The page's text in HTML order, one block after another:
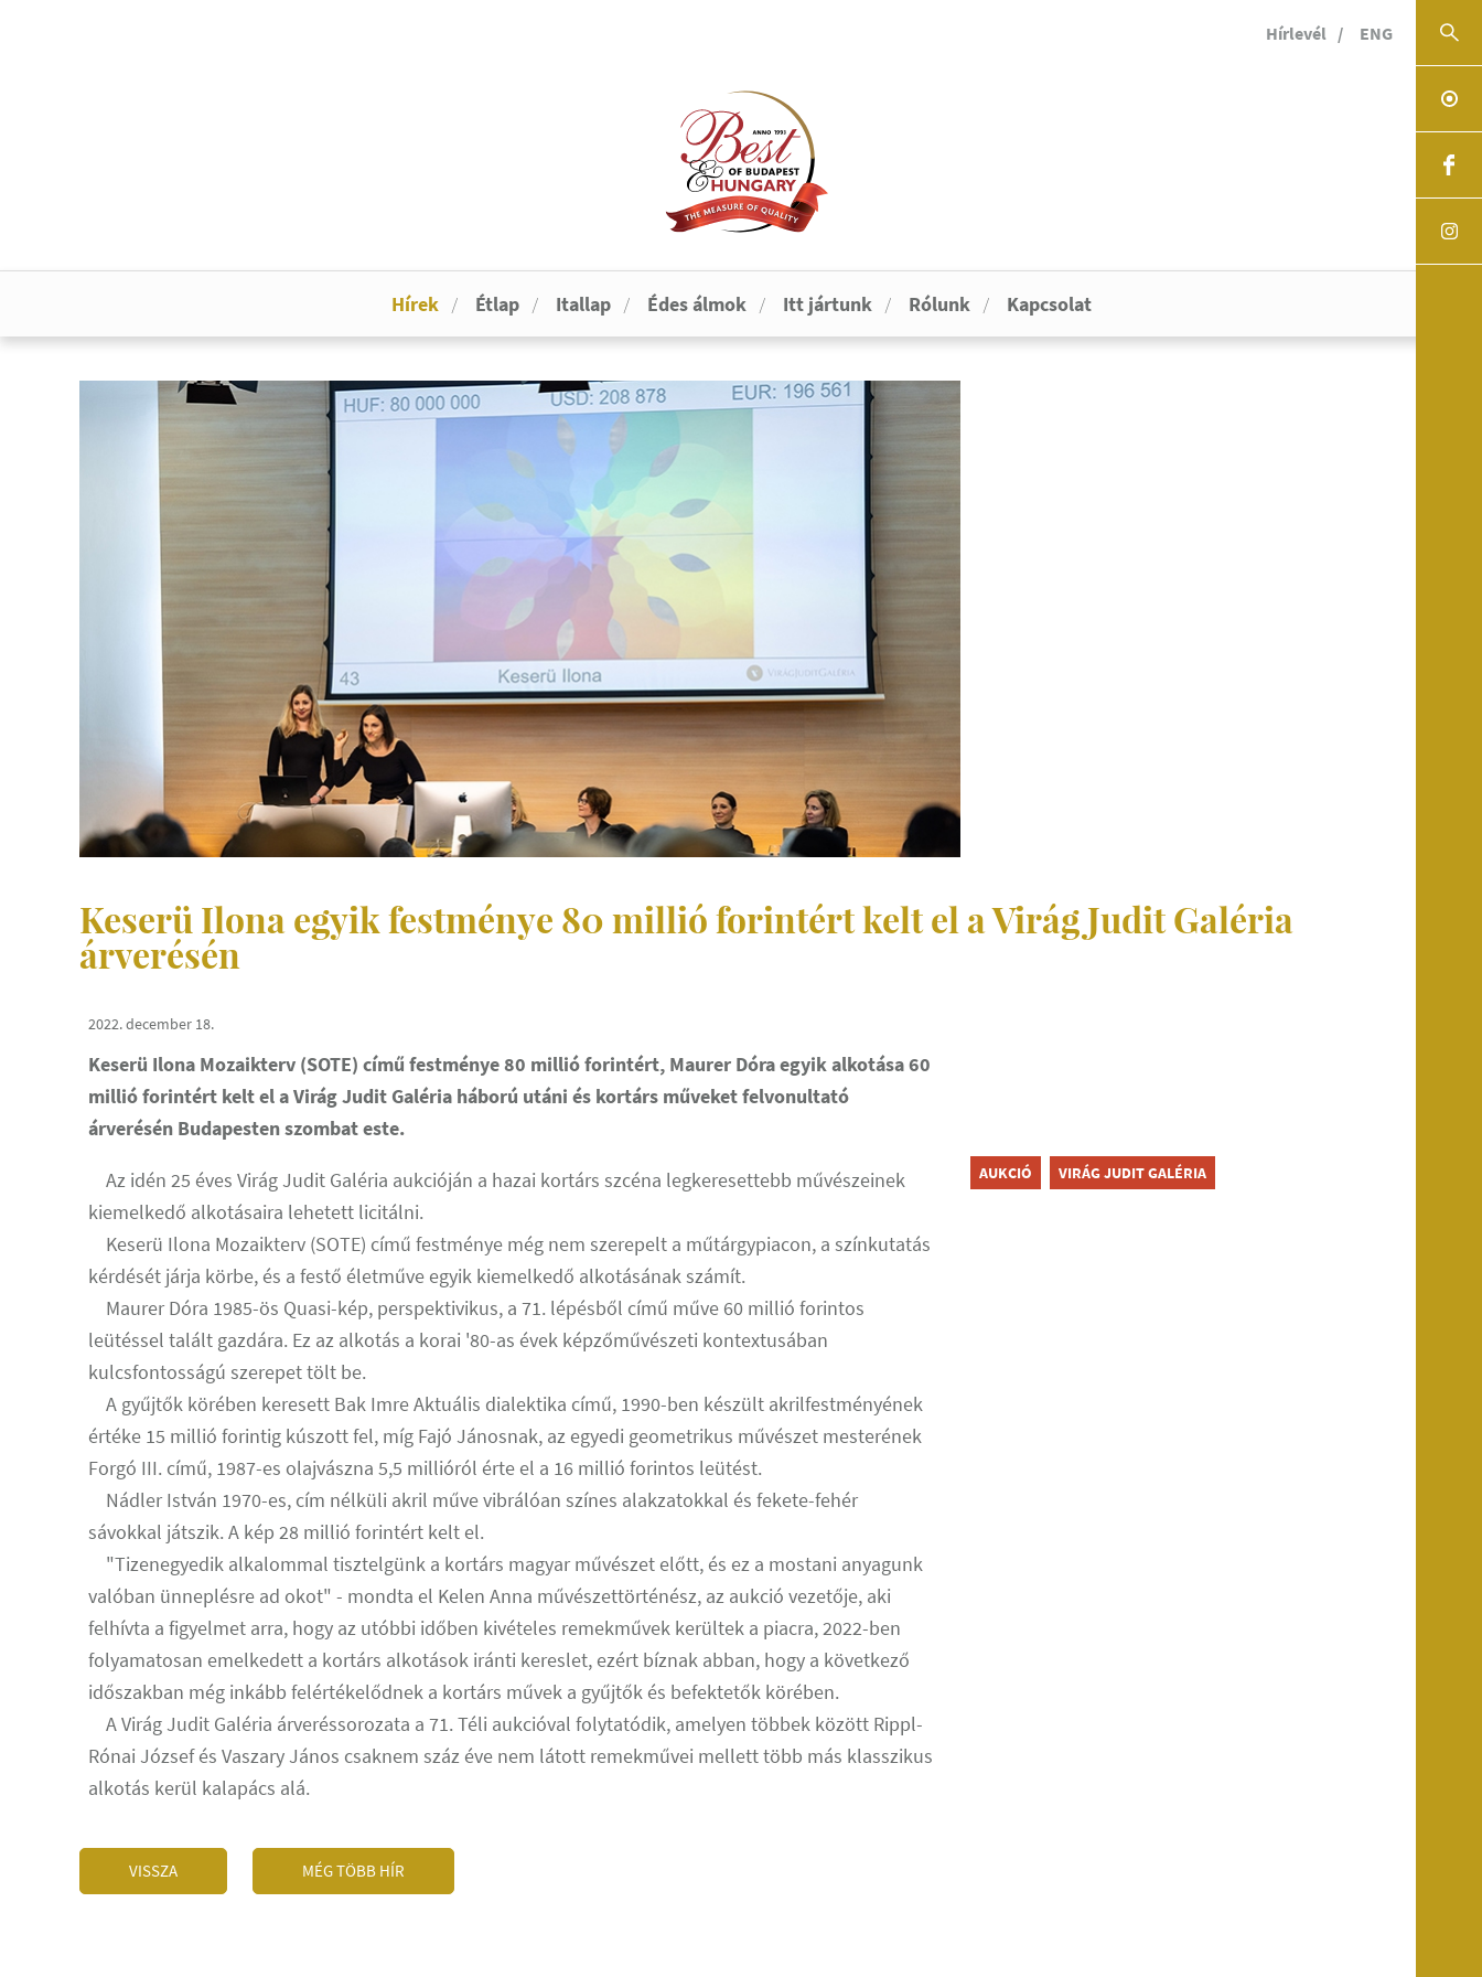
Hírlevél ENG
Hírek Étlap Itallap Édes álmok Itt jártunk Rólunk Kapcsolat
Keserü Ilona egyik festménye 80 millió forintért kelt el a Virág Judit Galéria
árverésén
2022. december 18.
Keserü Ilona Mozaikterv (SOTE) című festménye 80 millió forintért, Maurer Dóra egyik alkotása 60
millió forintért kelt el a Virág Judit Galéria háború utáni és kortárs műveket felvonultató
árverésén Budapesten szombat este.
Az idén 25 éves Virág Judit Galéria aukcióján a hazai kortárs szcéna legkeresettebb művészeinek
kiemelkedő alkotásaira lehetett licitálni.
Keserü Ilona Mozaikterv (SOTE) című festménye még nem szerepelt a műtárgypiacon, a színkutatás
kérdését járja körbe, és a festő életműve egyik kiemelkedő alkotásának számít.
Maurer Dóra 1985-ös Quasi-kép, perspektivikus, a 71. lépésből című műve 60 millió forintos
leütéssel talált gazdára. Ez az alkotás a korai '80-as évek képzőművészeti kontextusában
kulcsfontosságú szerepet tölt be.
A gyűjtők körében keresett Bak Imre Aktuális dialektika című, 1990-ben készült akrilfestményének
értéke 15 millió forintig kúszott fel, míg Fajó Jánosnak, az egyedi geometrikus művészet mesterének
Forgó III. című, 1987-es olajvászna 5,5 millióról érte el a 16 millió forintos leütést.
Nádler István 1970-es, cím nélküli akril műve vibrálóan színes alakzatokkal és fekete-fehér
sávokkal játszik. A kép 28 millió forintért kelt el.
"Tizenegyedik alkalommal tisztelgünk a kortárs magyar művészet előtt, és ez a mostani anyagunk
valóban ünneplésre ad okot" - mondta el Kelen Anna művészettörténész, az aukció vezetője, aki
felhívta a figyelmet arra, hogy az utóbbi időben kivételes remekművek kerültek a piacra, 2022-ben
folyamatosan emelkedett a kortárs alkotások iránti kereslet, ezért bíznak abban, hogy a következő
időszakban még inkább felértékelődnek a kortárs művek a gyűjtők és befektetők körében.
A Virág Judit Galéria árveréssorozata a 71. Téli aukcióval folytatódik, amelyen többek között Rippl-
Rónai József és Vaszary János csaknem száz éve nem látott remekművei mellett több más klasszikus
alkotás kerül kalapács alá.
AUKCIÓ VIRÁG JUDIT GALÉRIA
VISSZA MÉG TÖBB HÍR